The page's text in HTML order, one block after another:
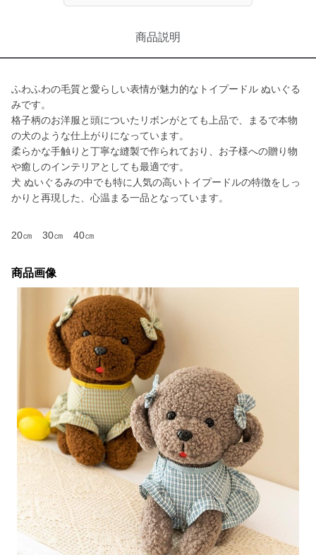
商品説明
ふわふわの毛質と愛らしい表情が魅力的なトイプードル ぬいぐる
みです。
格子柄のお洋服と頭についたリボンがとても上品で、まるで本物
の犬のような仕上がりになっています。
柔らかな手触りと丁寧な縫製で作られており、お子様への贈り物
や癒しのインテリアとしても最適です。
犬 ぬいぐるみの中でも特に人気の高いトイプードルの特徴をしっ
かりと再現した、心温まる一品となっています。
20㎝ 30㎝ 40㎝
商品画像